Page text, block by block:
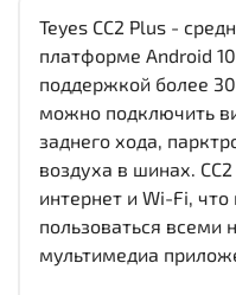
Teyes CC2 Plus -
платформе Android
поддержкой более
можно подключить
заднего хода,
воздуха в шинах.
интернет и Wi-Fi,
пользоваться всеми
мультимедиа